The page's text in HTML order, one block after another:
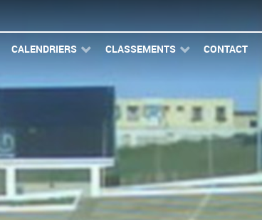
CALENDRIERS CLASSEMENTS CONTACT